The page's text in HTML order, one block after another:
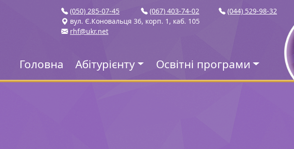
Головна Абітурієнту Освітні програми
(050) 285-07-45 (067) 403-74-02
(044) 529-98-32
вул. Є.Коновальця 36, корп. 1, каб. 105
rhf@ukr.net